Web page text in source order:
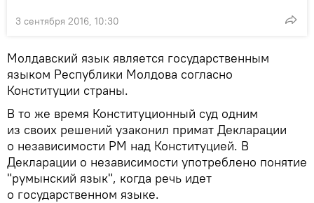
3 сентября 2016, 10:30
Молдавский язык является государственным
языком Республики Молдова согласно
Конституции страны.
В то же время Конституционный суд одним
из своих решений узаконил примат Декларации
о независимости РМ над Конституцией. В
Декларации о независимости употреблено понятие
"румынский язык", когда речь идет
о государственном языке.